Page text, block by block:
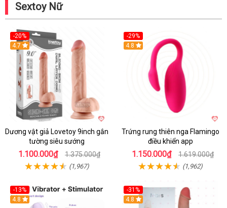
Sextoy Nữ
-20%
Hot
4.7
Dương vật giả Lovetoy 9inch gắn
tường siêu sướng
1.100.000₫ 1.375.000₫
(1,967)
-29%
Hot
4.8
Trứng rung thiên nga Flamingo
điều khiển app
1.150.000₫ 1.619.000₫
(1,962)
-13%
4.8
-31%
4.8